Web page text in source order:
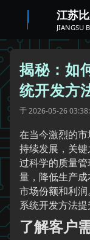
江苏
JIANGSU
揭秘：如
统开发方
于2026-05-26
在当今激烈的
持续发展，关
过科学的质量
量，降低生产
市场份额和利
系统开发方法提
了解客户